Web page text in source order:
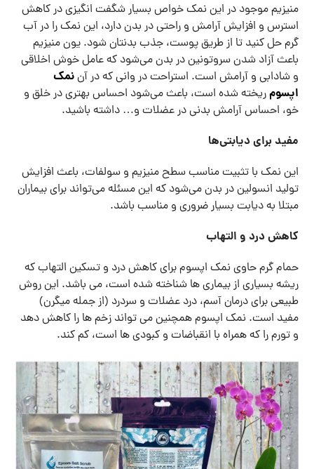
منیزیم موجود در این نمک خواص بسیار شگفت انگیزی در کاهش
استرس و افزایش آرامش و راحتی در بدن دارد، این نمک را در آب
گرم حل کنید تا از طریق پوست، جذب بدنتان شود. یون منیزیم
باعث آزاد شدن سروتونین در بدن می‌شود که عامل خوش اخلاقی
و شادابی و آرامش است. استراحت در وانی که در آننمک
اپسومریخته شده است، باعث می‌شود احساس بهتری در خلق و
خو، احساس آرامش بدنی در عضلات و… داشته باشید.
مفید برای دیابتی‌ها
این نمک با تثبیت مناسب سطح منیزیم و سولفات، باعث افزایش
تولید انسولین در بدن می‌شود که این مسئله می‌تواند برای بیماران
مبتلا به دیابت بسیار ضروری و مناسب باشد.
کاهش درد و التهاب
حمام گرم حاوی نمک اپسوم برای کاهش درد و تسکین التهاب که
ریشه بسیاری از بیماری ها شناخته شده است، می باشد. این روش
طبیعی برای درمان آسم، درد عضلات و سردرد (از جمله میگرن)
مفید است. نمک اپسوم همچنین می تواند زخم ها را کاهش دهد
و تورم را که همراه با انقباضات و کبودی ها است، کم کند.